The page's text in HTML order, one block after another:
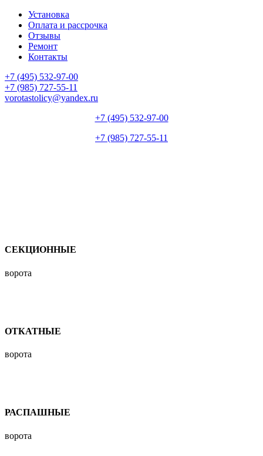
Установка
Оплата и рассрочка
Отзывы
Ремонт
Контакты
+7 (495) 532-97-00
+7 (985) 727-55-11
vorotastolicy@yandex.ru
+7 (495) 532-97-00
+7 (985) 727-55-11
СЕКЦИОННЫЕ
ворота
ОТКАТНЫЕ
ворота
РАСПАШНЫЕ
ворота